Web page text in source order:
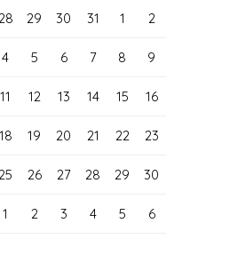
29 30 31 1 2
4 5 6 7 8 9
11 12 13 14 15 16
18 19 20 21 22 23
26 27 28 29 30
1 2 3 4 5 6